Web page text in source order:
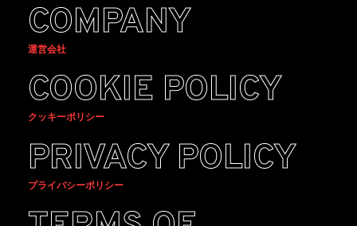
COMPANY
運営会社
COOKIE POLICY
クッキーポリシー
PRIVACY POLICY
プライバシーポリシー